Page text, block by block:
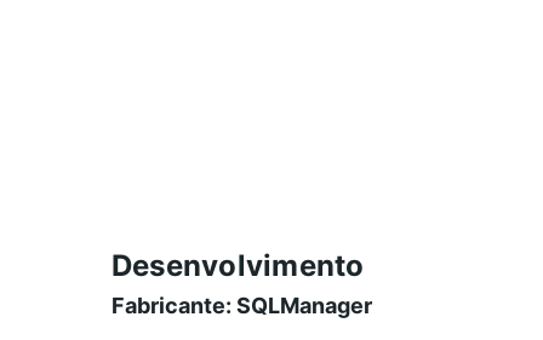
Desenvolvimento
Fabricante: SQLManager